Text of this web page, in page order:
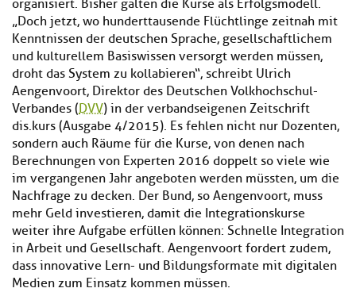
organisiert. Bisher galten die Kurse als Erfolgsmodell.
„Doch jetzt, wo hunderttausende Flüchtlinge zeitnah mit
Kenntnissen der deutschen Sprache, gesellschaftlichem
und kulturellem Basiswissen versorgt werden müssen,
droht das System zu kollabieren“, schreibt Ulrich
Aengenvoort, Direktor des Deutschen Volkhochschul-
Verbandes (DVV) in der verbandseigenen Zeitschrift
dis.kurs (Ausgabe 4/2015). Es fehlen nicht nur Dozenten,
sondern auch Räume für die Kurse, von denen nach
Berechnungen von Experten 2016 doppelt so viele wie
im vergangenen Jahr angeboten werden müssten, um die
Nachfrage zu decken. Der Bund, so Aengenvoort, muss
mehr Geld investieren, damit die Integrationskurse
weiter ihre Aufgabe erfüllen können: Schnelle Integration
in Arbeit und Gesellschaft. Aengenvoort fordert zudem,
dass innovative Lern- und Bildungsformate mit digitalen
Medien zum Einsatz kommen müssen.